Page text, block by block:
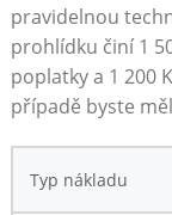
pravidelnou
prohlídku činí 1
poplatky a 1 200
případě byste
Typ nákladu